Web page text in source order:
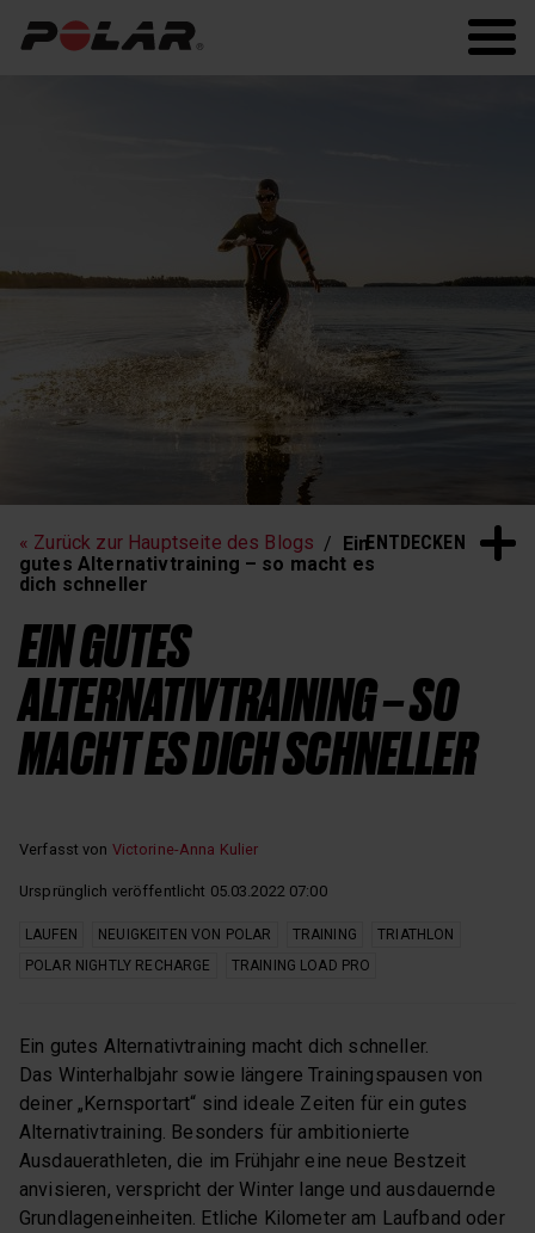
Polar Flow
ENTDECKEN
Schlaf und Erholung
« Zurück zur Hauptseite des Blogs
Ein
gutes Alternativtraining – so macht es
dich schneller
EIN GUTES
ALTERNATIVTRAINING – SO
MACHT ES DICH SCHNELLER
Verfasst von Victorine-Anna Kulier
Ursprünglich veröffentlicht 05.03.2022 07:00
LAUFEN NEUIGKEITEN VON POLAR TRAINING
TRIATHLON
POLAR NIGHTLY RECHARGE
TRAINING LOAD PRO
Ein gutes Alternativtraining macht dich schneller.
Das Winterhalbjahr sowie längere Trainingspausen von
deiner „Kernsportart“ sind ideale Zeiten für ein gutes
Alternativtraining. Besonders für ambitionierte
Ausdauerathleten, die im Frühjahr eine neue Bestzeit
anvisieren, verspricht der Winter lange und ausdauernde
Grundlageneinheiten. Etliche Kilometer am Laufband oder